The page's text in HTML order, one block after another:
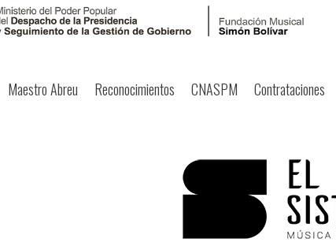
Maestro Abreu Reconocimientos CNASPM Contrataciones